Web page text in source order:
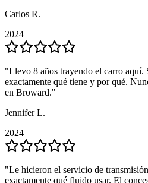
Carlos R.
2024
"Llevo 8 años trayendo el carro aquí.
exactamente qué tiene y por qué.
en Broward."
Jennifer L.
2024
"Le hicieron el servicio de
exactamente qué fluido usar. El
Carlos R.
2024
"Llevo 8 años trayendo el carro aquí.
exactamente qué tiene y por qué.
en Broward."
Jennifer L.
2024
"Le hicieron el servicio de
exactamente qué fluido usar. El